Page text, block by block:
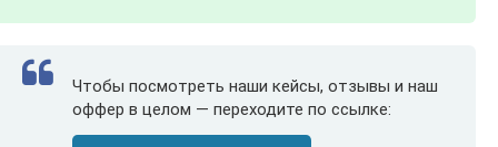
Чтобы посмотреть наши кейсы, отзывы и наш
оффер в целом — переходите по ссылке: